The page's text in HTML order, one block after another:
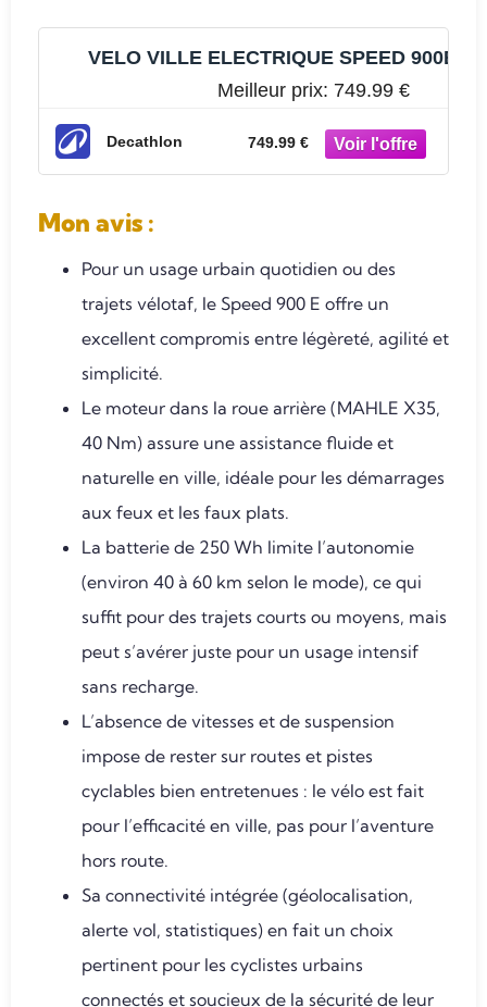
VELO VILLE ELECTRIQUE SPEED 900E
Meilleur prix: 749.99 €
Decathlon 749.99 €
Mon avis :
Pour un usage urbain quotidien ou des
trajets vélotaf, le Speed 900 E offre un
excellent compromis entre légèreté, agilité et
simplicité.
Le moteur dans la roue arrière (MAHLE X35,
40 Nm) assure une assistance fluide et
naturelle en ville, idéale pour les démarrages
aux feux et les faux plats.
La batterie de 250 Wh limite l’autonomie
(environ 40 à 60 km selon le mode), ce qui
suffit pour des trajets courts ou moyens, mais
peut s’avérer juste pour un usage intensif
sans recharge.
L’absence de vitesses et de suspension
impose de rester sur routes et pistes
cyclables bien entretenues : le vélo est fait
pour l’efficacité en ville, pas pour l’aventure
hors route.
Sa connectivité intégrée (géolocalisation,
alerte vol, statistiques) en fait un choix
pertinent pour les cyclistes urbains
connectés et soucieux de la sécurité de leur